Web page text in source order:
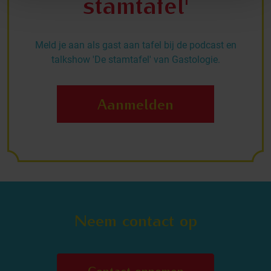
Meld je aan als gast aan tafel bij de podcast en
talkshow 'De stamtafel' van Gastologie.
Aanmelden
Neem contact op